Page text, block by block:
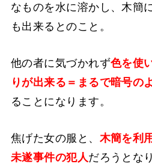
なものを水に溶かし、木簡
も出来るとのこと。
他の者に気づかれず色を使
りが出来る＝まるで暗号の
ることになります。
焦げた女の服と、 木簡を利
未遂事件の犯人だろうとな